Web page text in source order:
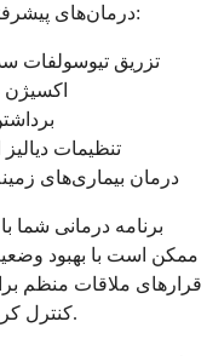
درمان‌های پیشرفته‌ای که ممکن است توصیه شوند عبارتند از:
تزریق تیوسولفات
اکسیژن
تنظیمات
درمان بیماری‌های
برنامه درمانی
ممکن است با بهبود
قرارهای ملاقات منظم
کنترل کرده و در صورت لزوم درمان‌ها را تنظیم کنید.